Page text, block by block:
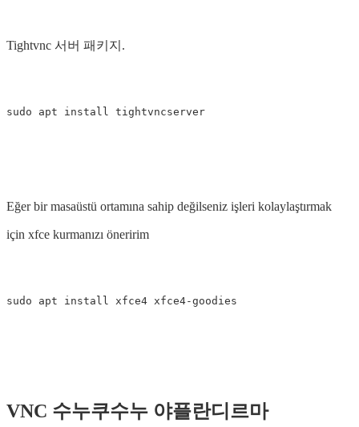
Tightvnc 서버 패키지.
Eğer bir masaüstü ortamına sahip değilseniz işleri kolaylaştırmak
için xfce kurmanızı öneririm
VNC 수누쿠수누 야플란디르마